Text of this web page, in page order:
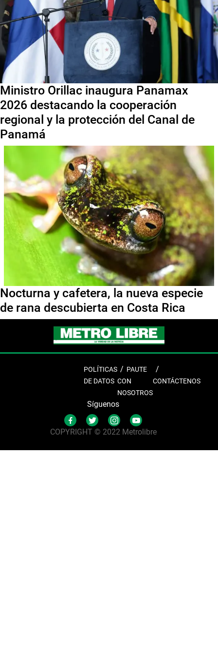
Ministro Orillac inaugura Panamax
2026 destacando la cooperación
regional y la protección del Canal de
Panamá
Nocturna y cafetera, la nueva especie
de rana descubierta en Costa Rica
POLÍTICAS
DE DATOS
PAUTE
CON
NOSOTROS
CONTÁCTENOS
Síguenos
COPYRIGHT © 2022 Metrolibre